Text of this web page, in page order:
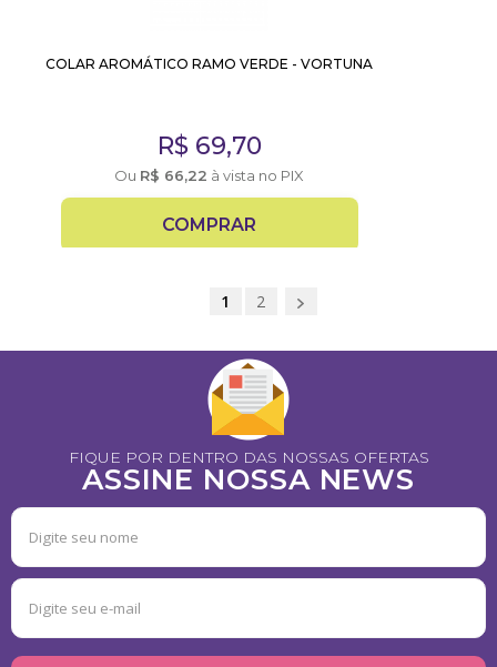
COLAR AROMÁTICO RAMO VERDE - VORTUNA
R$ 69,70
Ou R$ 66,22 à vista no PIX
COMPRAR
1 2
FIQUE POR DENTRO DAS NOSSAS OFERTAS
ASSINE NOSSA NEWS